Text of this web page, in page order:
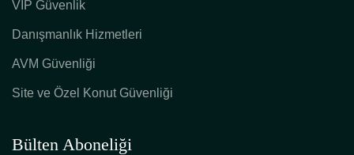
VIP Güvenlik
Danışmanlık Hizmetleri
AVM Güvenliği
Site ve Özel Konut Güvenliği
Bülten Aboneliği